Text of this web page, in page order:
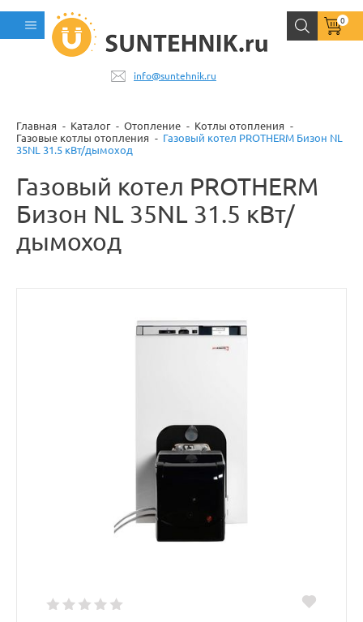
info@suntehnik.ru
0
Главная Каталог Отопление
Котлы отопления
Газовые котлы отопления
Газовый котел PROTHERM Бизон NL
35NL 31.5 кВт/дымоход
Газовый котел PROTHERM
Бизон NL 35NL 31.5 кВт/
дымоход